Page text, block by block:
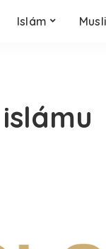
Islám